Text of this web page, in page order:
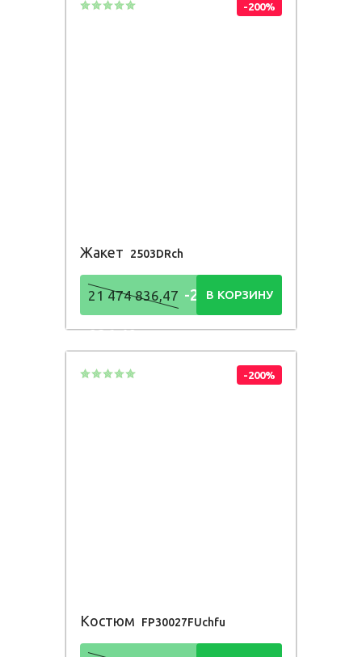
-200%
Жакет 2503DRch
21 474 836,47 -21 474
836,48Р
В КОРЗИНУ
-200%
Костюм FP30027FUchfu